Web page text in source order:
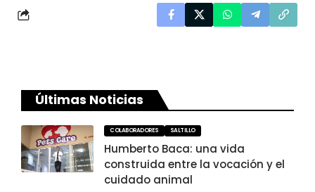
Últimas Noticias
COLABORADORES SALTILLO
Humberto Baca: una vida
construida entre la vocación y el
cuidado animal